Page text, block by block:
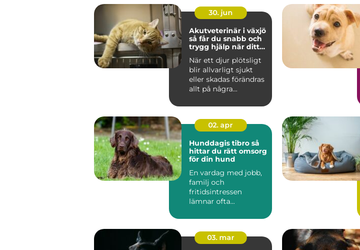
30. jun
Akutveterinär i växjö
så får du snabb och
trygg hjälp när ditt
När ett djur plötsligt
blir allvarligt sjukt
eller skadas förändras
allt på några
02. apr
Hunddagis tibro så
hittar du rätt omsorg
för din hund
En vardag med jobb,
familj och
fritidsintressen
lämnar ofta
för hundpromenader
mit...
03. mar